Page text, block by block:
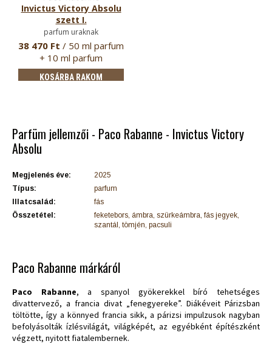
Invictus Victory Absolu
szett I.
parfum uraknak
38 470 Ft / 50 ml parfum
+ 10 ml parfum
KOSÁRBA RAKOM
Parfüm jellemzői - Paco Rabanne - Invictus Victory
Absolu
Megjelenés éve:
2025
Típus:
parfum
Illatcsalád:
fás
Összetétel:
feketebors, ámbra, szürkeámbra, fás jegyek,
szantál, tömjén, pacsuli
Paco Rabanne márkáról
Paco Rabanne, a spanyol gyökerekkel bíró tehetséges
divattervező, a francia divat „fenegyereke”. Diákéveit Párizsban
töltötte, így a könnyed francia sikk, a párizsi impulzusok nagyban
befolyásolták ízlésvilágát, világképét, az egyébként építészként
végzett, nyitott fiatalembernek.